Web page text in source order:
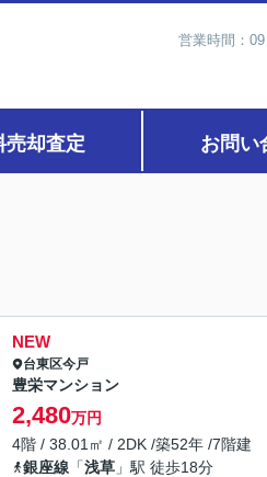
営業時間：
売却査定 お問い
NEW
台東区今戸
豊栄マンション
2,480万円
4階 / 38.01㎡ / 2DK /築52年 /7階建
銀座線 「浅草 」駅 徒歩18分